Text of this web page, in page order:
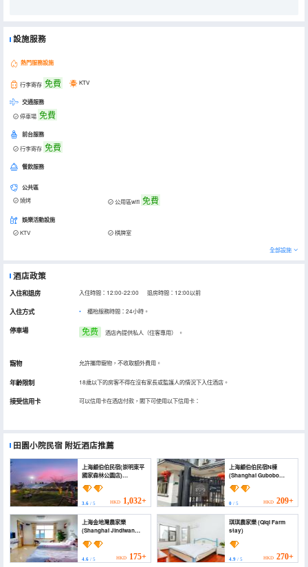
設施服務
熱門服務設施
行李寄存 免費 KTV
交通服務
停車場 免費
前台服務
行李寄存 免費
餐飲服務
公共區
燒烤 公用區wifi 免費
娛樂活動設施
KTV 棋牌室
全部設施
酒店政策
入住和退房 入住時間：12:00-22:00 退房時間：12:00以前
入住方式 櫃枱服務時間：24小時。
停車場 免费 酒店內提供私人（住客專用） 。
寵物 允許攜帶寵物，不收取額外費用。
年齡限制 18歲以下的房客不得在沒有家長或監護人的情況下入住酒店。
接受信用卡 可以信用卡在酒店付款，閣下可使用以下信用卡：
田園小院民宿 附近酒店推薦
上海顧伯伯民宿(崇明東平
國家森林公園店)
(Shanghai Gubobo
Homestay (Chongming
Dongping National
Forest Park))
3.6 / 5 HKD 1,032+
上海顧伯伯民宿N棟
(Shanghai Gubobo
Homestay N Building)
0/ 5 HKD 209+
上海金地灣農家樂
(Shanghai Jindiwan
4.6 / 5 HKD 175+
琪琪農家樂 (Qiqi Farm
stay)
4.9/ 5 HKD 270+